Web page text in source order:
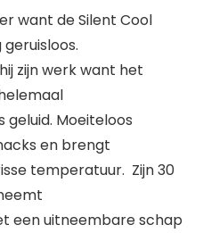
want de Silent Cool
zijn werk want het
Moeiteloos
en brengt
temperatuur. Zijn 30
een uitneembare schap